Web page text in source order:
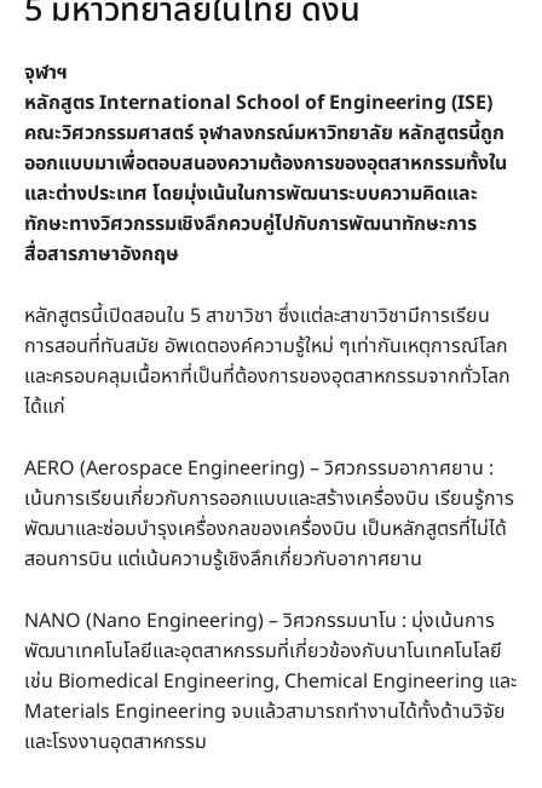
5 มหาวิทยาลัยในไทย ดังนี้
จุฬาฯ
หลักสูตร International School of Engineering (ISE)
คณะวิศวกรรมศาสตร์ จุฬาลงกรณ์มหาวิทยาลัย หลักสูตรนี้ถูก
ออกแบบมาเพื่อตอบสนองความต้องการของอุตสาหกรรมทั้งใน
และต่างประเทศ โดยมุ่งเน้นในการพัฒนาระบบความคิดและ
ทักษะทางวิศวกรรมเชิงลึกควบคู่ไปกับการพัฒนาทักษะการ
สื่อสารภาษาอังกฤษ
หลักสูตรนี้เปิดสอนใน 5 สาขาวิชา ซึ่งแต่ละสาขาวิชามีการเรียน
การสอนที่ทันสมัย อัพเดตองค์ความรู้ใหม่ ๆเท่ากันเหตุการณ์โลก
และครอบคลุมเนื้อหาที่เป็นที่ต้องการของอุตสาหกรรมจากทั่วโลก
ได้แก่
AERO (Aerospace Engineering) – วิศวกรรมอากาศยาน :
เน้นการเรียนเกี่ยวกับการออกแบบและสร้างเครื่องบิน เรียนรู้การ
พัฒนาและซ่อมบำรุงเครื่องกลของเครื่องบิน เป็นหลักสูตรที่ไม่ได้
สอนการบิน แต่เน้นความรู้เชิงลึกเกี่ยวกับอากาศยาน
NANO (Nano Engineering) – วิศวกรรมนาโน : มุ่งเน้นการ
พัฒนาเทคโนโลยีและอุตสาหกรรมที่เกี่ยวข้องกับนาโนเทคโนโลยี
เช่น Biomedical Engineering, Chemical Engineering และ
Materials Engineering จบแล้วสามารถทำงานได้ทั้งด้านวิจัย
และโรงงานอุตสาหกรรม